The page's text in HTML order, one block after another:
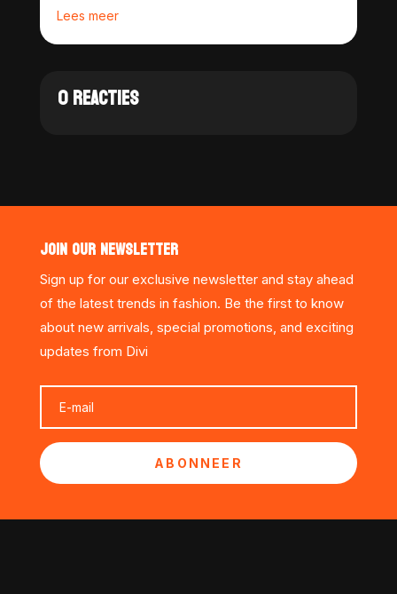
Lees meer
0 REACTIES
JOIN OUR NEWSLETTER
Sign up for our exclusive newsletter and stay ahead
of the latest trends in fashion. Be the first to know
about new arrivals, special promotions, and exciting
updates from Divi
ABONNEER